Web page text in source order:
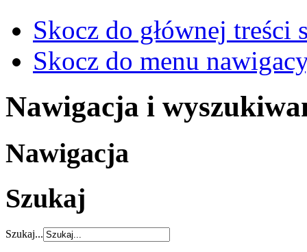
Skocz do głównej treści
Skocz do menu
Nawigacja i
Nawigacja
Szukaj
Szukaj...